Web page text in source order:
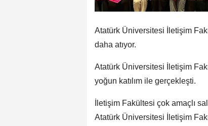
Atatürk Üniversitesi İletişim
daha atıyor.
Atatürk Üniversitesi İletişim
yoğun katılım ile gerçekleşti.
İletişim Fakültesi çok amaçlı
Atatürk Üniversitesi İletişim